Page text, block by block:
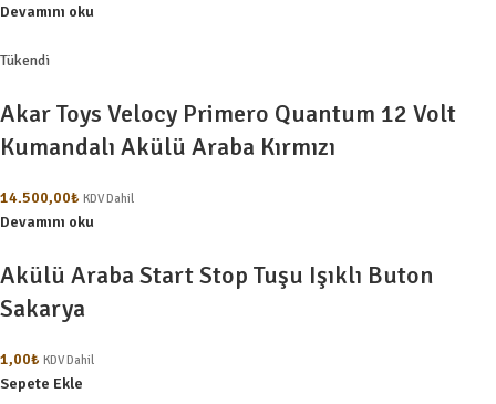
Devamını oku
Tükendi
Akar Toys Velocy Primero Quantum 12 Volt
Kumandalı Akülü Araba Kırmızı
14.500,00₺ KDV Dahil
Devamını oku
Akülü Araba Start Stop Tuşu Işıklı Buton
Sakarya
1,00₺ KDV Dahil
Sepete Ekle